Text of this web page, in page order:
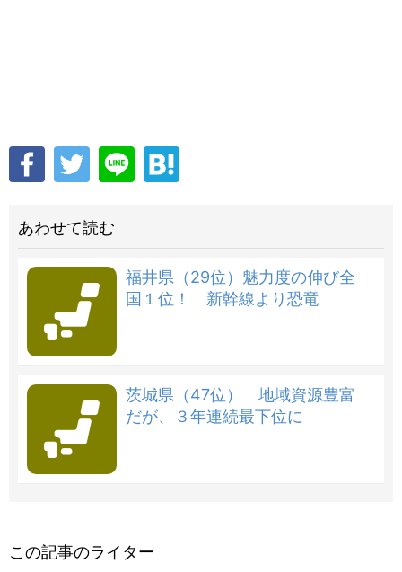
あわせて読む
福井県（29位）魅力度の伸び全
国１位！ 新幹線より恐竜
茨城県（47位） 地域資源豊富
だが、３年連続最下位に
この記事のライター